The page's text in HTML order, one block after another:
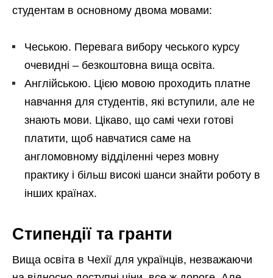
студентам в основному двома мовами:
Чеською. Перевага вибору чеського курсу
очевидні – безкоштовна вища освіта.
Англійською. Цією мовою проходить платне
навчання для студентів, які вступили, але не
знають мови. Цікаво, що самі чехи готові
платити, щоб навчатися саме на
англомовному відділенні через мовну
практику і більш високі шанси знайти роботу в
інших країнах.
Стипендії та гранти
Вища освіта в Чехії для українців, незважаючи